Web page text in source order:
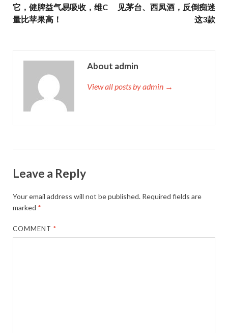
它，健脾益气易吸收，维C
量比苹果高！
见茅台、西凤酒，反倒痴迷
这3款
About admin
View all posts by admin →
Leave a Reply
Your email address will not be published. Required fields are
marked *
COMMENT*